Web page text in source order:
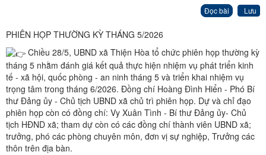
Đọc bài Lưu
PHIÊN HỌP THƯỜNG KỲ THÁNG 5/2026
Chiều 28/5, UBND xã Thiện Hòa tổ chức phiên họp thường kỳ
tháng 5 nhằm đánh giá kết quả thực hiện nhiệm vụ phát triển kinh
tế - xã hội, quốc phòng - an ninh tháng 5 và triển khai nhiệm vụ
trọng tâm trong tháng 6/2026. Đồng chí Hoàng Đình Hiển - Phó Bí
thư Đảng ủy - Chủ tịch UBND xã chủ trì phiên họp. Dự và chỉ đạo
phiên họp còn có đồng chí: Vy Xuân Tình - Bí thư Đảng ủy- Chủ
tịch HĐND xã; tham dự còn có các đồng chí thành viên UBND xã;
trưởng, phó các phòng chuyên môn, đơn vị sự nghiệp, Trưởng các
thôn trên địa bàn.